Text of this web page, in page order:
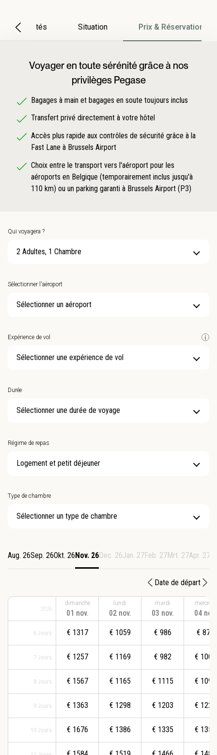
Particularités Situation Prix & Réservation
Voyager en toute sérénité grâce à nos
privilèges Pegase
Bagages à main et bagages en soute toujours inclus
Transfert privé directement à votre hôtel
Accès plus rapide aux contrôles de sécurité grâce à la
Fast Lane à Brussels Airport
Choix entre le transport vers l'aéroport pour les
aéroports en Belgique (temporairement inclus jusqu'à
110 km) ou un parking garanti à Brussels Airport (P3)
Qui voyagera ?
2 Adultes, 1 Chambre
Sélectionner l'aéroport
Sélectionner un aéroport
Expérience de vol
Sélectionner une expérience de vol
Durée
Sélectionner une durée de voyage
Régime de repas
Type de chambre
Sélectionner un type de chambre
Aug. 26Sep. 26Okt. 26 Nov. 26Dec. 26Jan. 27Feb. 27Mrt. 27Apr. 27
Date de départ
2026
6 Jours
7 Jours
8 Jours
9 Jours
10 Jours
dimanche
01 nov.
€ 1317
€ 1257
€ 1567
€ 1363
€ 1676
lundi
02 nov.
€ 1059
€ 1169
€ 1165
€ 1298
€ 1386
mardi
03 nov.
€ 986
€ 982
€ 1115
€ 1203
€ 1335
mercredi
04 nov.
€ 872
€ 1005
€ 1092
€ 1225
€ 1356